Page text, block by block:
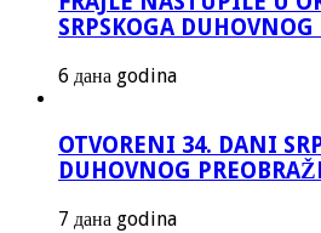
SRPSKOGA
6 дана godina
OTVORENI 34. DANI
DUHOVNOG
7 дана godina